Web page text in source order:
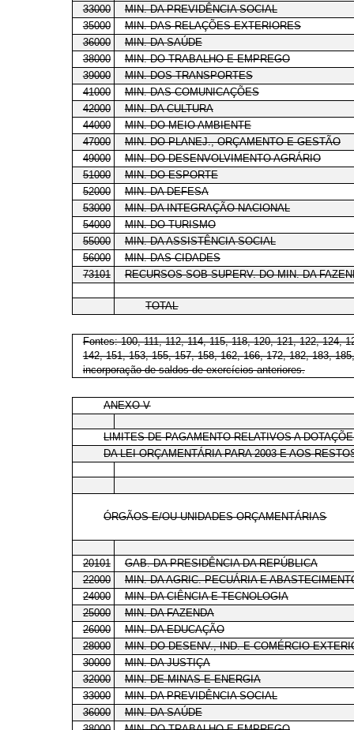
33000
MIN. DA PREVIDÊNCIA SOCIAL
35000
MIN. DAS RELAÇÕES EXTERIORES
36000
MIN. DA SAÚDE
38000
MIN. DO TRABALHO E EMPREGO
39000
MIN. DOS TRANSPORTES
41000
MIN. DAS COMUNICAÇÕES
42000
MIN. DA CULTURA
44000
MIN. DO MEIO AMBIENTE
47000
MIN. DO PLANEJ., ORÇAMENTO E GESTÃO
49000
MIN. DO DESENVOLVIMENTO AGRÁRIO
51000
MIN. DO ESPORTE
52000
MIN. DA DEFESA
53000
MIN. DA INTEGRAÇÃO NACIONAL
54000
MIN. DO TURISMO
55000
MIN. DA ASSISTÊNCIA SOCIAL
56000
MIN. DAS CIDADES
73101
RECURSOS SOB SUPERV. DO MIN. DA
TOTAL
Fontes: 100, 111, 112, 114, 115, 118, 120, 121, 122, 124,
142, 151, 153, 155, 157, 158, 162, 166, 172, 182, 183,
incorporação de saldos de exercícios anteriores.
ANEXO V
LIMITES DE PAGAMENTO RELATIVOS A
DA LEI ORÇAMENTÁRIA PARA 2003 E AOS
ÓRGÃOS E/OU UNIDADES ORÇAMENTÁRIAS
20101
GAB. DA PRESIDÊNCIA DA REPÚBLICA
22000
MIN. DA AGRIC. PECUÁRIA E
24000
MIN. DA CIÊNCIA E TECNOLOGIA
25000
MIN. DA FAZENDA
26000
MIN. DA EDUCAÇÃO
28000
MIN. DO DESENV., IND. E COMÉRCIO
30000
MIN. DA JUSTIÇA
32000
MIN. DE MINAS E ENERGIA
33000
MIN. DA PREVIDÊNCIA SOCIAL
36000
MIN. DA SAÚDE